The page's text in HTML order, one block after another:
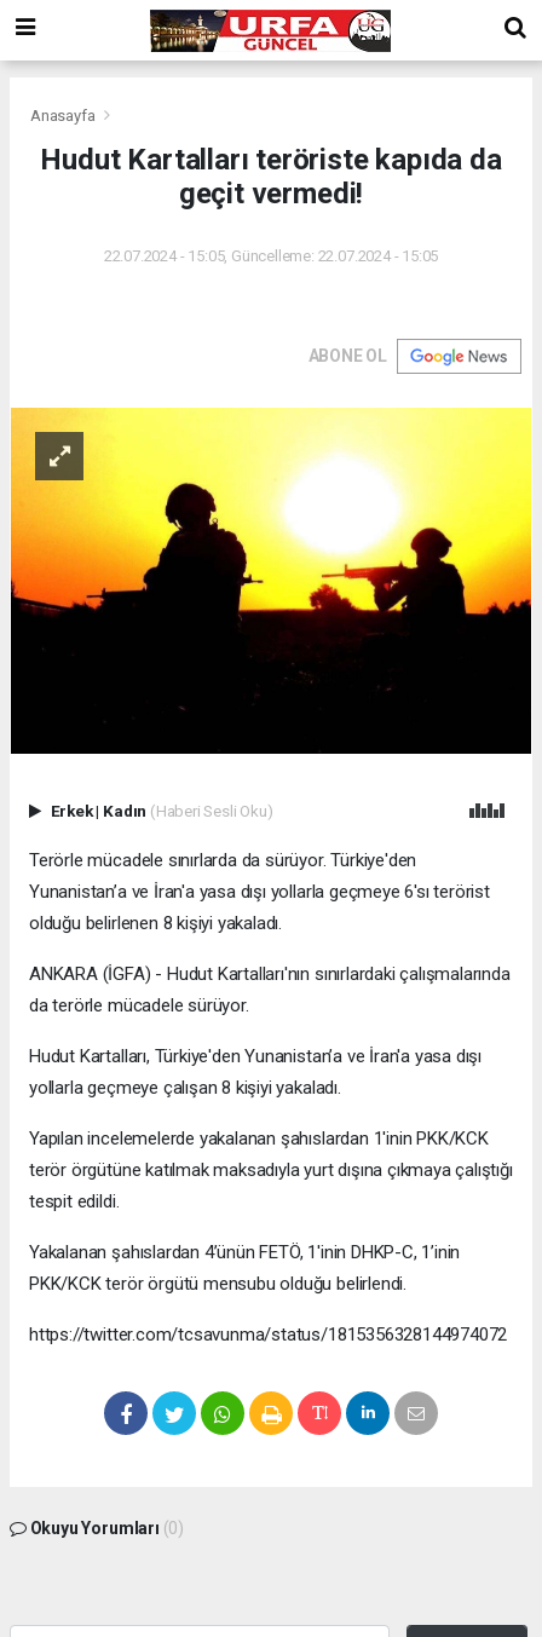
Anasayfa
Hudut Kartalları teröriste kapıda da
geçit vermedi!
22.07.2024 - 15:05, Güncelleme: 22.07.2024 - 15:05
ABONE OL
Erkek| Kadın (Haberi Sesli Oku)
Terörle mücadele sınırlarda da sürüyor. Türkiye'den
Yunanistan’a ve İran'a yasa dışı yollarla geçmeye 6'sı terörist
olduğu belirlenen 8 kişiyi yakaladı.
ANKARA (İGFA) - Hudut Kartalları'nın sınırlardaki çalışmalarında
da terörle mücadele sürüyor.
Hudut Kartalları, Türkiye'den Yunanistan’a ve İran'a yasa dışı
yollarla geçmeye çalışan 8 kişiyi yakaladı.
Yapılan incelemelerde yakalanan şahıslardan 1'inin PKK/KCK
terör örgütüne katılmak maksadıyla yurt dışına çıkmaya çalıştığı
tespit edildi.
Yakalanan şahıslardan 4’ünün FETÖ, 1'inin DHKP-C, 1’inin
PKK/KCK terör örgütü mensubu olduğu belirlendi.
https://twitter.com/tcsavunma/status/1815356328144974072
Okuyu Yorumları (0)